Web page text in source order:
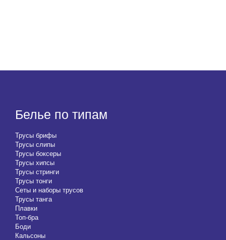
Белье по типам
Трусы брифы
Трусы слипы
Трусы боксеры
Трусы хипсы
Трусы стринги
Трусы тонги
Сеты и наборы трусов
Трусы танга
Плавки
Топ-бра
Боди
Кальсоны